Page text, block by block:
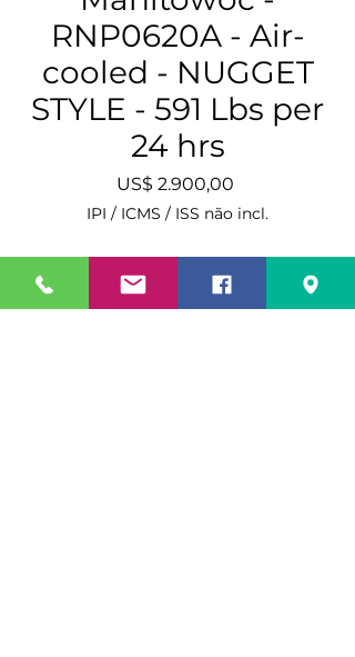
RNP0620A - Air-
cooled - NUGGET
STYLE - 591 Lbs per
24 hrs
US$ 2.900,00Preço
IPI / ICMS / ISS não incl.